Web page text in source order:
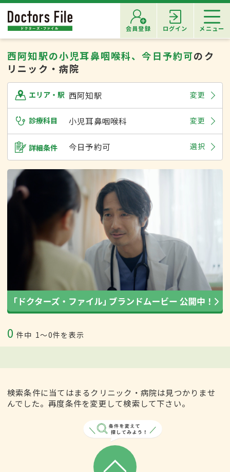
会員登録 ログイン メニュー
西阿知駅の小児耳鼻咽喉科、今日予約可のク
リニック・病院
エリア・駅 西阿知駅 変更
診療科目 小児耳鼻咽喉科 変更
詳細条件 今日予約可 選択
0 件中 1〜0件を表示
検索条件に当てはまるクリニック・病院は見つかりませ
んでした。再度条件を変更して検索して下さい。